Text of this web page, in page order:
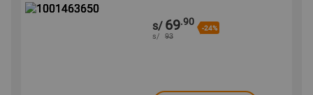
s/ 69.90
-24%
s/ 93